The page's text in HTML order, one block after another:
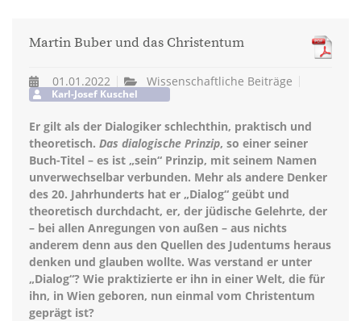
Martin Buber und das Christentum
01.01.2022 Wissenschaftliche Beiträge
Karl-Josef Kuschel
Er gilt als der Dialogiker schlechthin, praktisch und
theoretisch. Das dialogische Prinzip, so einer seiner
Buch-Titel – es ist „sein“ Prinzip, mit seinem Namen
unverwechselbar verbunden. Mehr als andere Denker
des 20. Jahrhunderts hat er „Dialog“ geübt und
theoretisch durchdacht, er, der jüdische Gelehrte, der
– bei allen Anregungen von außen – aus nichts
anderem denn aus den Quellen des Judentums heraus
denken und glauben wollte. Was verstand er unter
„Dialog“? Wie praktizierte er ihn in einer Welt, die für
ihn, in Wien geboren, nun einmal vom Christentum
geprägt ist?